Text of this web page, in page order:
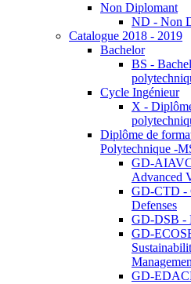
Non Diplomant
ND - Non
Catalogue 2018 - 2019
Bachelor
BS -
Cycle Ingénieur
X -
Diplôme de
Polytechnique -
GD-
Advanced
GD-CTD -
Defenses
GD-DSB -
GD-
GD-